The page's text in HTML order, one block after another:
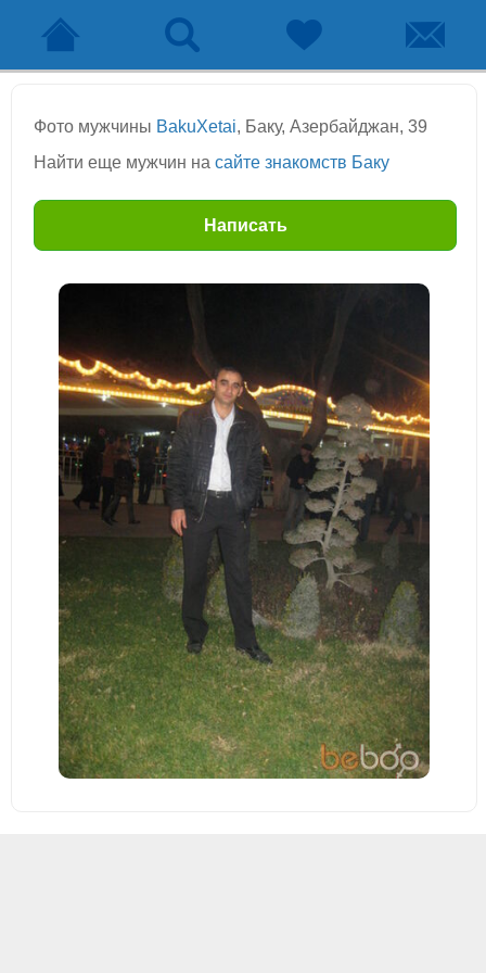
Фото мужчины BakuXetai, Баку, Азербайджан, 39
Найти еще мужчин на сайте знакомств Баку
Написать